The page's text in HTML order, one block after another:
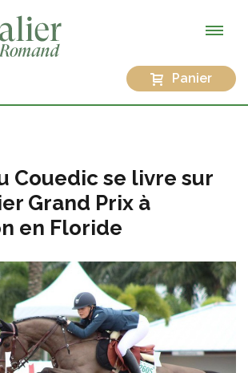
Panier
Couedic se livre sur
Grand Prix à
en Floride